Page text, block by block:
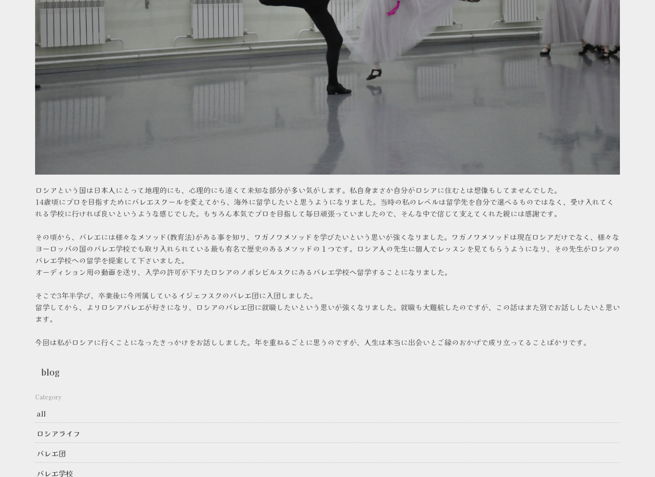
ロシアという国は日本人にとって地理的にも、心理的にも遠くて未知な部分が多い気がします。私自身まさか自分がロシアに住むとは想像もしてませんでした。
14歳頃にプロを目指すためにバレエスクールを変えてから、海外に留学したいと思うようになりました。当時の私のレベルは留学先を自分で選べるものではなく、受け入れてく
れる学校に行ければ良いというような感じでした。もちろん本気でプロを目指して毎日頑張っていましたので、そんな中で信じて支えてくれた親には感謝です。
その頃から、バレエには様々なメソッド(教育法)がある事を知り、ワガノワメソッドを学びたいという思いが強くなりました。ワガノワメソッドは現在ロシアだけでなく、様々な
ヨーロッパの国のバレエ学校でも取り入れられている最も有名で歴史のあるメソッドの１つです。ロシア人の先生に個人でレッスンを見てもらうようになり、その先生がロシアの
バレエ学校への留学を提案して下さいました。
オーディション用の動画を送り、入学の許可が下りたロシアのノボシビルスクにあるバレエ学校へ留学することになりました。
そこで3年半学び、卒業後に今所属しているイジェフスクのバレエ団に入団しました。
留学してから、よりロシアバレエが好きになり、ロシアのバレエ団に就職したいという思いが強くなりました。就職も大難航したのですが、この話はまた別でお話ししたいと思い
ます。
今回は私がロシアに行くことになったきっかけをお話ししました。年を重ねるごとに思うのですが、人生は本当に出会いとご縁のおかげで成り立ってることばかりです。
blog
Category
all
ロシアライフ
バレエ団
バレエ学校